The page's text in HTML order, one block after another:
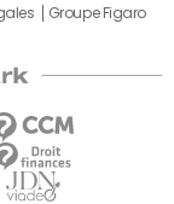
Groupe Figaro